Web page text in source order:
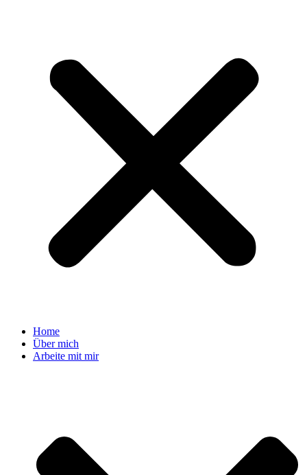
Home
Über mich
Arbeite mit mir